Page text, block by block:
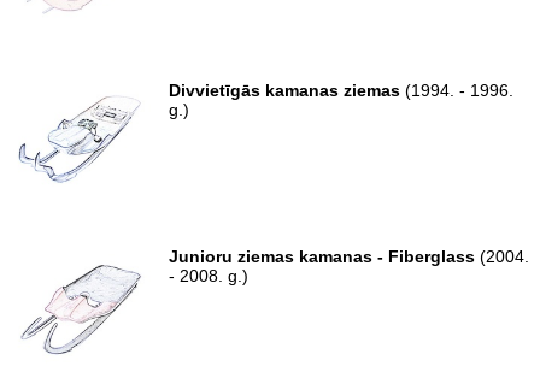
Divvietīgās kamanas ziemas (1994. - 1996.
g.)
Junioru ziemas kamanas - Fiberglass (2004.
- 2008. g.)